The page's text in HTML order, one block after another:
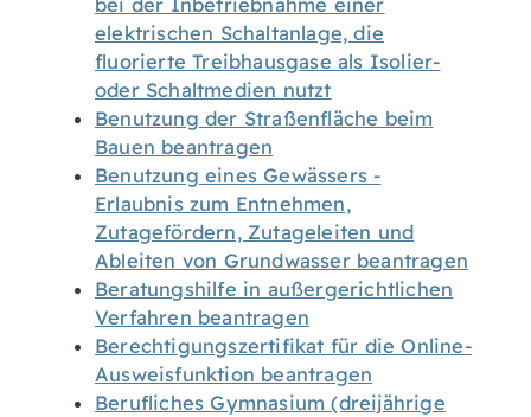
bei der Inbetriebnahme einer
elektrischen Schaltanlage, die
fluorierte Treibhausgase als Isolier-
oder Schaltmedien nutzt
Benutzung der Straßenfläche beim
Bauen beantragen
Benutzung eines Gewässers -
Erlaubnis zum Entnehmen,
Zutagefördern, Zutageleiten und
Ableiten von Grundwasser beantragen
Beratungshilfe in außergerichtlichen
Verfahren beantragen
Berechtigungszertifikat für die Online-
Ausweisfunktion beantragen
Berufliches Gymnasium (dreijährige